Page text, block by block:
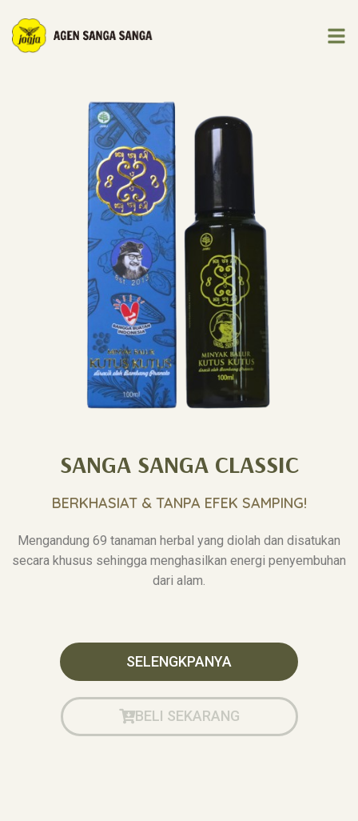
SANGA SANGA CLASSIC
BERKHASIAT & TANPA EFEK SAMPING!
Mengandung 69 tanaman herbal yang diolah dan disatukan
secara khusus sehingga menghasilkan energi penyembuhan
dari alam.
SELENGKPANYA
BELI SEKARANG